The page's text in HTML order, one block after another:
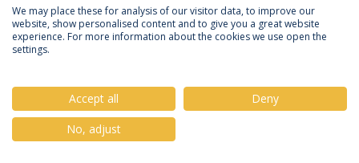
Política de Privacidade
Termos & Condições
© 2026 Universidade Católica Portuguesa
We may place these for analysis of our visitor data, to improve our
website, show personalised content and to give you a great website
experience. For more information about the cookies we use open the
settings.
Accept all
Deny
No, adjust